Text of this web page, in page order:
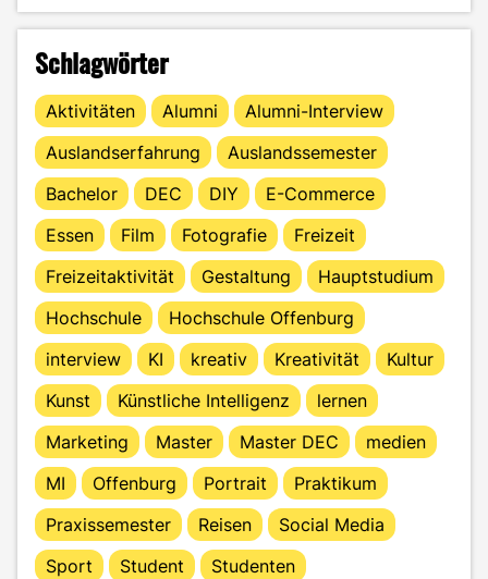
Schlagwörter
Aktivitäten Alumni
Alumni-Interview
Auslandserfahrung
Auslandssemester
Bachelor
DEC DIY
E-Commerce
Essen
Film Fotografie
Freizeit
Freizeitaktivität
Gestaltung
Hauptstudium
Hochschule
Hochschule Offenburg
interview
KI kreativ Kreativität
Kultur
Kunst
Künstliche Intelligenz
lernen
Marketing
Master Master DEC
medien
MI
Offenburg Portrait
Praktikum
Praxissemester
Reisen
Social Media
Sport
Student Studenten